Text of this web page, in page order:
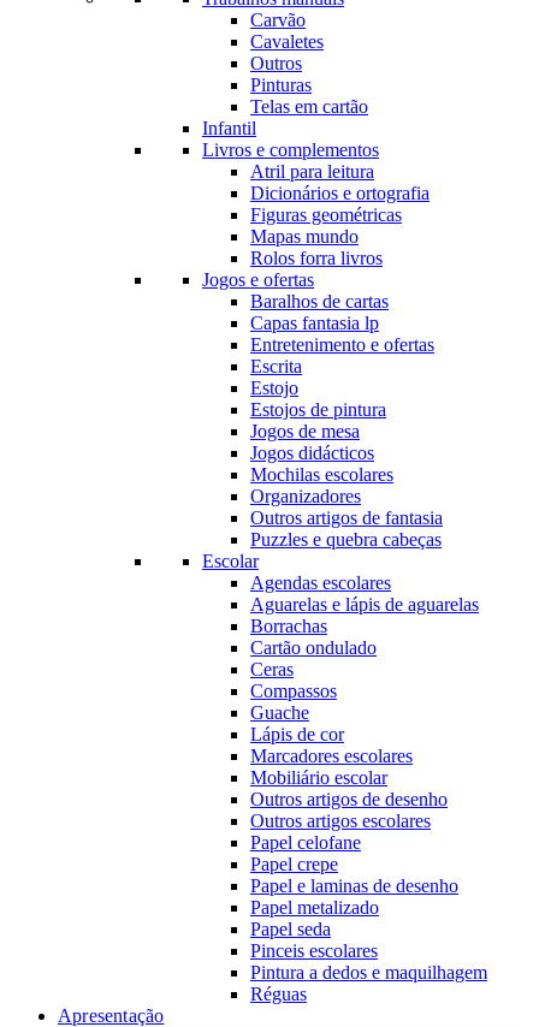
Carvão
Cavaletes
Outros
Pinturas
Telas em cartão
Infantil
Livros e complementos
Atril para leitura
Dicionários e ortografia
Figuras geométricas
Mapas mundo
Rolos forra livros
Jogos e ofertas
Baralhos de cartas
Capas fantasia lp
Entretenimento e ofertas
Escrita
Estojo
Estojos de pintura
Jogos de mesa
Jogos didácticos
Mochilas escolares
Organizadores
Outros artigos de fantasia
Puzzles e quebra cabeças
Escolar
Agendas escolares
Aguarelas e lápis de aguarelas
Borrachas
Cartão ondulado
Ceras
Compassos
Guache
Lápis de cor
Marcadores escolares
Mobiliário escolar
Outros artigos de desenho
Outros artigos escolares
Papel celofane
Papel crepe
Papel e laminas de desenho
Papel metalizado
Papel seda
Pinceis escolares
Pintura a dedos e maquilhagem
Réguas
Apresentação